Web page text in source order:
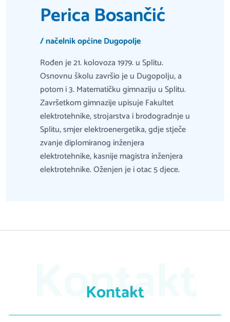
Perica Bosančić
/ načelnik općine Dugopolje
Rođen je 21. kolovoza 1979. u Splitu.
Osnovnu školu završio je u Dugopolju, a
potom i 3. Matematičku gimnaziju u Splitu.
Završetkom gimnazije upisuje Fakultet
elektrotehnike, strojarstva i brodogradnje u
Splitu, smjer elektroenergetika, gdje stječe
zvanje diplomiranog inženjera
elektrotehnike, kasnije magistra inženjera
elektrotehnike. Oženjen je i otac 5 djece.
Kontakt
Kontakt